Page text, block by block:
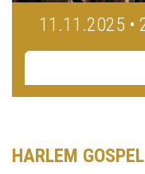
11.11.2025 •
HARLEM